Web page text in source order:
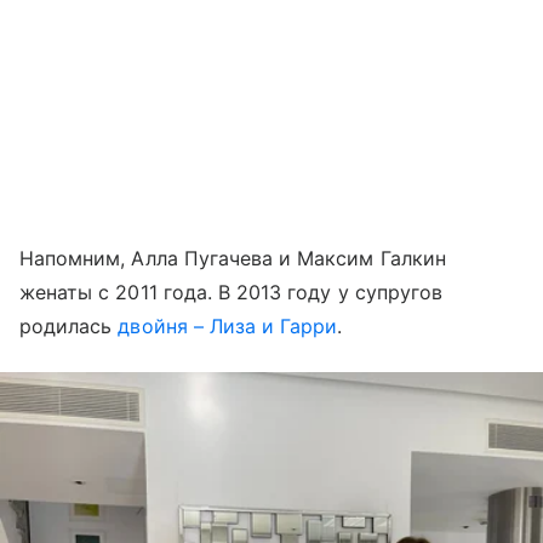
Напомним, Алла Пугачева и Максим Галкин
женаты с 2011 года. В 2013 году у супругов
родиласьдвойня – Лиза и Гарри.